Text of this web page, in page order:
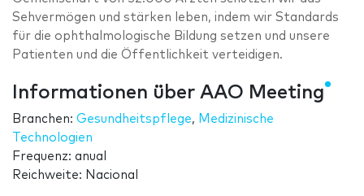
Sehvermögen und stärken leben, indem wir Standards
für die ophthalmologische Bildung setzen und unsere
Patienten und die Öffentlichkeit verteidigen.
Informationen über AAO Meeting
Branchen: Gesundheitspflege, Medizinische
Technologien
Frequenz: anual
Reichweite: Nacional